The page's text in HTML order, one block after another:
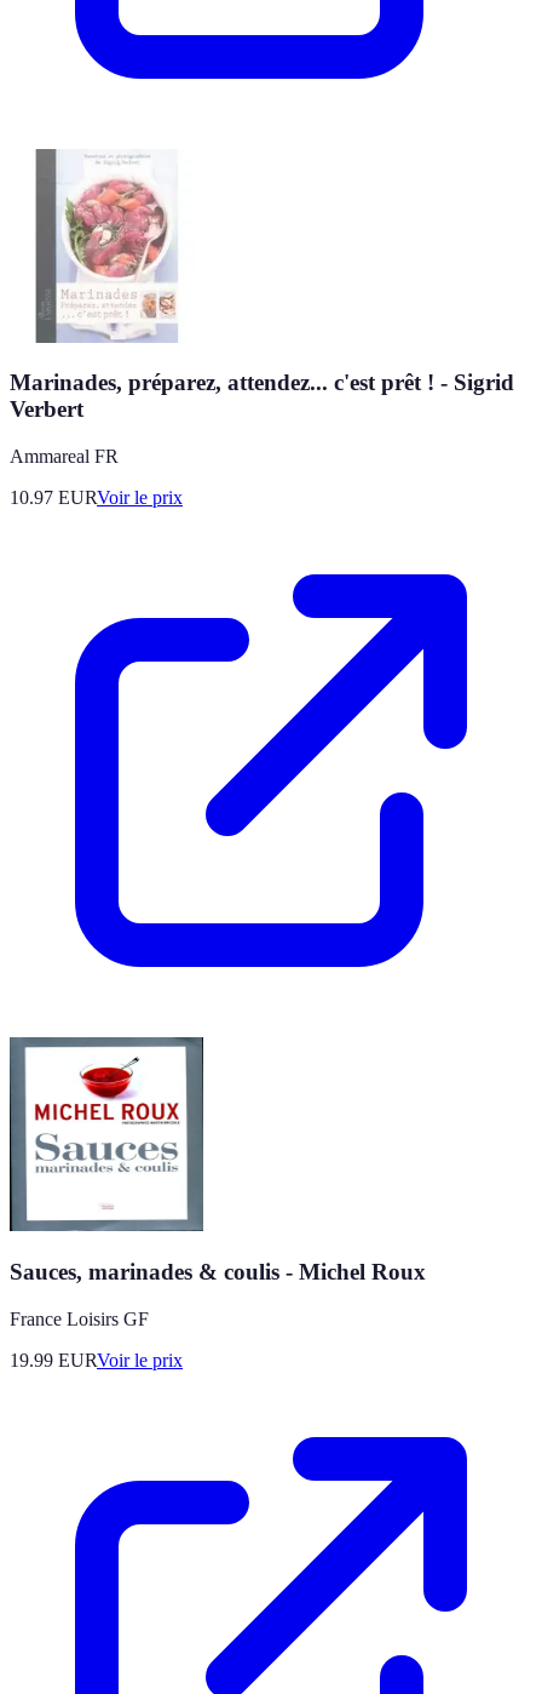
Marinades, préparez, attendez... c'est prêt ! - Sigrid
Verbert
Ammareal FR
10.97 EURVoir le prix
Sauces, marinades & coulis - Michel Roux
France Loisirs GF
19.99 EURVoir le prix